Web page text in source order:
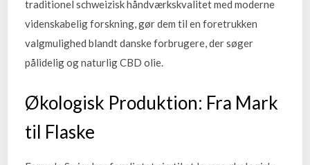
traditionel schweizisk håndværkskvalitet med moderne
videnskabelig forskning, gør dem til en foretrukken
valgmulighed blandt danske forbrugere, der søger
pålidelig og naturlig CBD olie.
Økologisk Produktion: Fra Mark
til Flaske